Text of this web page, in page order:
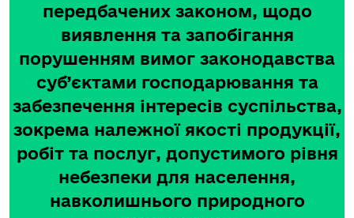
передбачених законом, щодо
виявлення та запобігання
порушенням вимог законодавства
суб’єктами господарювання та
забезпечення інтересів суспільства,
зокрема належної якості продукції,
робіт та послуг, допустимого рівня
небезпеки для населення,
навколишнього природного